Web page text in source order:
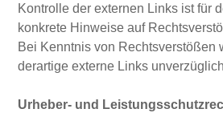
Kontrolle der externen Links ist für
konkrete Hinweise auf
Bei Kenntnis von Rechtsverstößen
derartige externe Links
Urheber- und